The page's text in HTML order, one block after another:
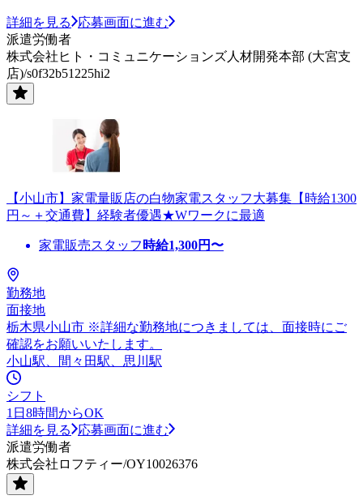
詳細を見る
応募画面に進む
派遣労働者
株式会社ヒト・コミュニケーションズ人材開発本部 (大宮支
店)/s0f32b51225hi2
【小山市】家電量販店の白物家電スタッフ大募集【時給1300
円～＋交通費】経験者優遇★Wワークに最適
家電販売スタッフ 時給1,300円〜
勤務地
面接地
栃木県小山市 ※詳細な勤務地につきましては、面接時にご
確認をお願いいたします。
小山駅、間々田駅、思川駅
シフト
1日8時間からOK
詳細を見る
応募画面に進む
派遣労働者
株式会社ロフティー/OY10026376